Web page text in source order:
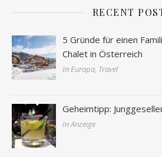
RECENT
5 Gründe für einen
Chalet in Österreich
In Europa, Travel
Geheimtipp:
In Anzeige